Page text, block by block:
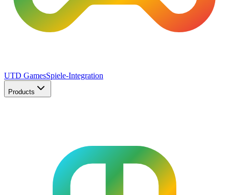
UTD GamesSpiele-Integration
Products